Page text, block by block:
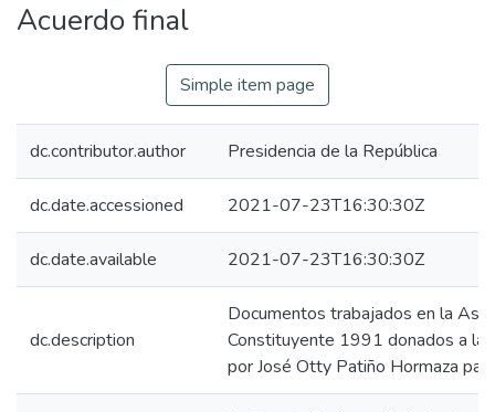
Acuerdo final
Simple item page
dc.contributor.author Presidencia de la República
dc.date.accessioned 2021-07-23T16:30:30Z
dc.date.available 2021-07-23T16:30:30Z
dc.description
Documentos trabajados en la
Constituyente 1991 donados a la
por José Otty Patiño Hormaza